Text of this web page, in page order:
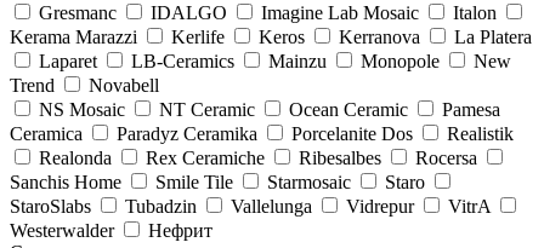
Gresmanc
IDALGO Imagine Lab Mosaic
Italon
Kerama Marazzi
Kerlife Keros Kerranova
La Platera
Laparet
LB-Ceramics Mainzu Monopole
New
Trend
Novabell
NS Mosaic
NT Ceramic Ocean Ceramic
Pamesa
Ceramica
Paradyz Сeramika Porcelanite Dos
Realistik
Realonda
Rex Ceramiche Ribesalbes
Rocersa
Sanchis Home
Smile Tile Starmosaic
Staro
StaroSlabs
Tubadzin Vallelunga Vidrepur
VitrA
Westerwalder
Нефрит